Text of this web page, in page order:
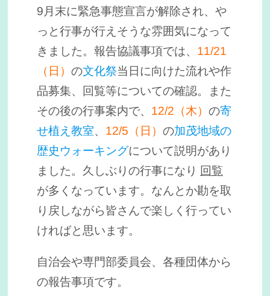
9月末に緊急事態宣言が解除され、や
っと行事が行えそうな雰囲気になって
きました。報告協議事項では、 11/21
（日）の文化祭当日に向けた流れや作
品募集、回覧等についての確認。また
その後の行事案内で、 12/2（木）の寄
せ植え教室、 12/5（日）の加茂地域の
歴史ウォーキングについて説明があり
ました。久しぶりの行事になり 回覧
が多くなっています。なんとか勘を取
り戻しながら皆さんで楽しく行ってい
ければと思います。
自治会や専門部委員会、各種団体から
の報告事項です。